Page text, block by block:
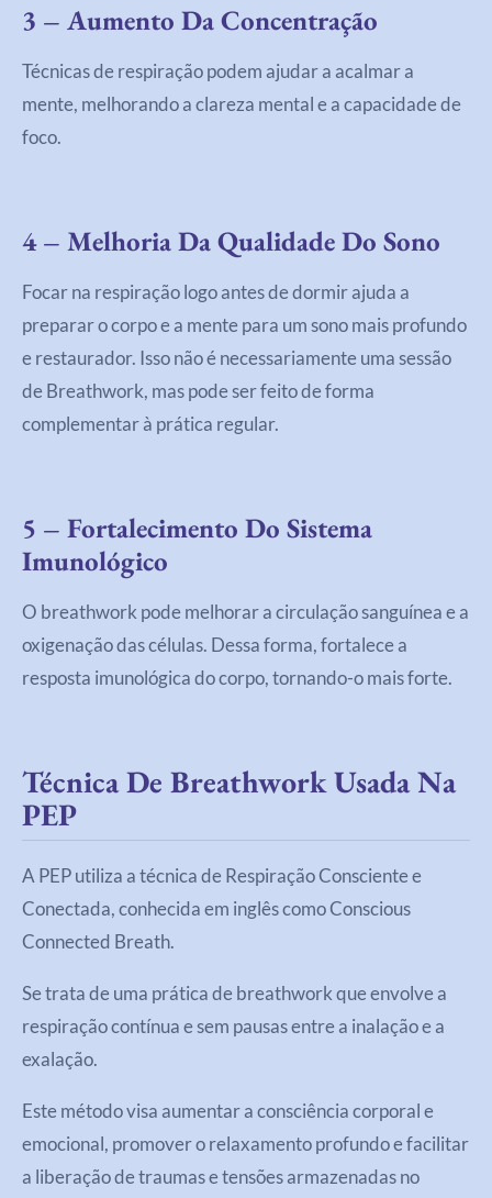
3 – Aumento Da Concentração
Técnicas de respiração podem ajudar a acalmar a
mente, melhorando a clareza mental e a capacidade de
foco.
4 – Melhoria Da Qualidade Do Sono
Focar na respiração logo antes de dormir ajuda a
preparar o corpo e a mente para um sono mais profundo
e restaurador. Isso não é necessariamente uma sessão
de Breathwork, mas pode ser feito de forma
complementar à prática regular.
5 – Fortalecimento Do Sistema
Imunológico
O breathwork pode melhorar a circulação sanguínea e a
oxigenação das células. Dessa forma, fortalece a
resposta imunológica do corpo, tornando-o mais forte.
Técnica De Breathwork Usada Na
PEP
A PEP utiliza a técnica de Respiração Consciente e
Conectada, conhecida em inglês como Conscious
Connected Breath.
Se trata de uma prática de breathwork que envolve a
respiração contínua e sem pausas entre a inalação e a
exalação.
Este método visa aumentar a consciência corporal e
emocional, promover o relaxamento profundo e facilitar
a liberação de traumas e tensões armazenadas no